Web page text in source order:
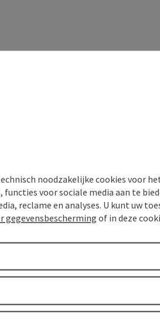
noodzakelijke cookies voor
functies voor sociale media aan te
reclame en analyses. U kunt uw
gegevensbescherming of in deze